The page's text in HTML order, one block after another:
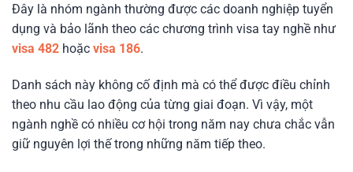
Đây là nhóm ngành thường được các doanh nghiệp tuyển
dụng và bảo lãnh theo các chương trình visa tay nghề như
visa 482 hoặc visa 186.
Danh sách này không cố định mà có thể được điều chỉnh
theo nhu cầu lao động của từng giai đoạn. Vì vậy, một
ngành nghề có nhiều cơ hội trong năm nay chưa chắc vẫn
giữ nguyên lợi thế trong những năm tiếp theo.